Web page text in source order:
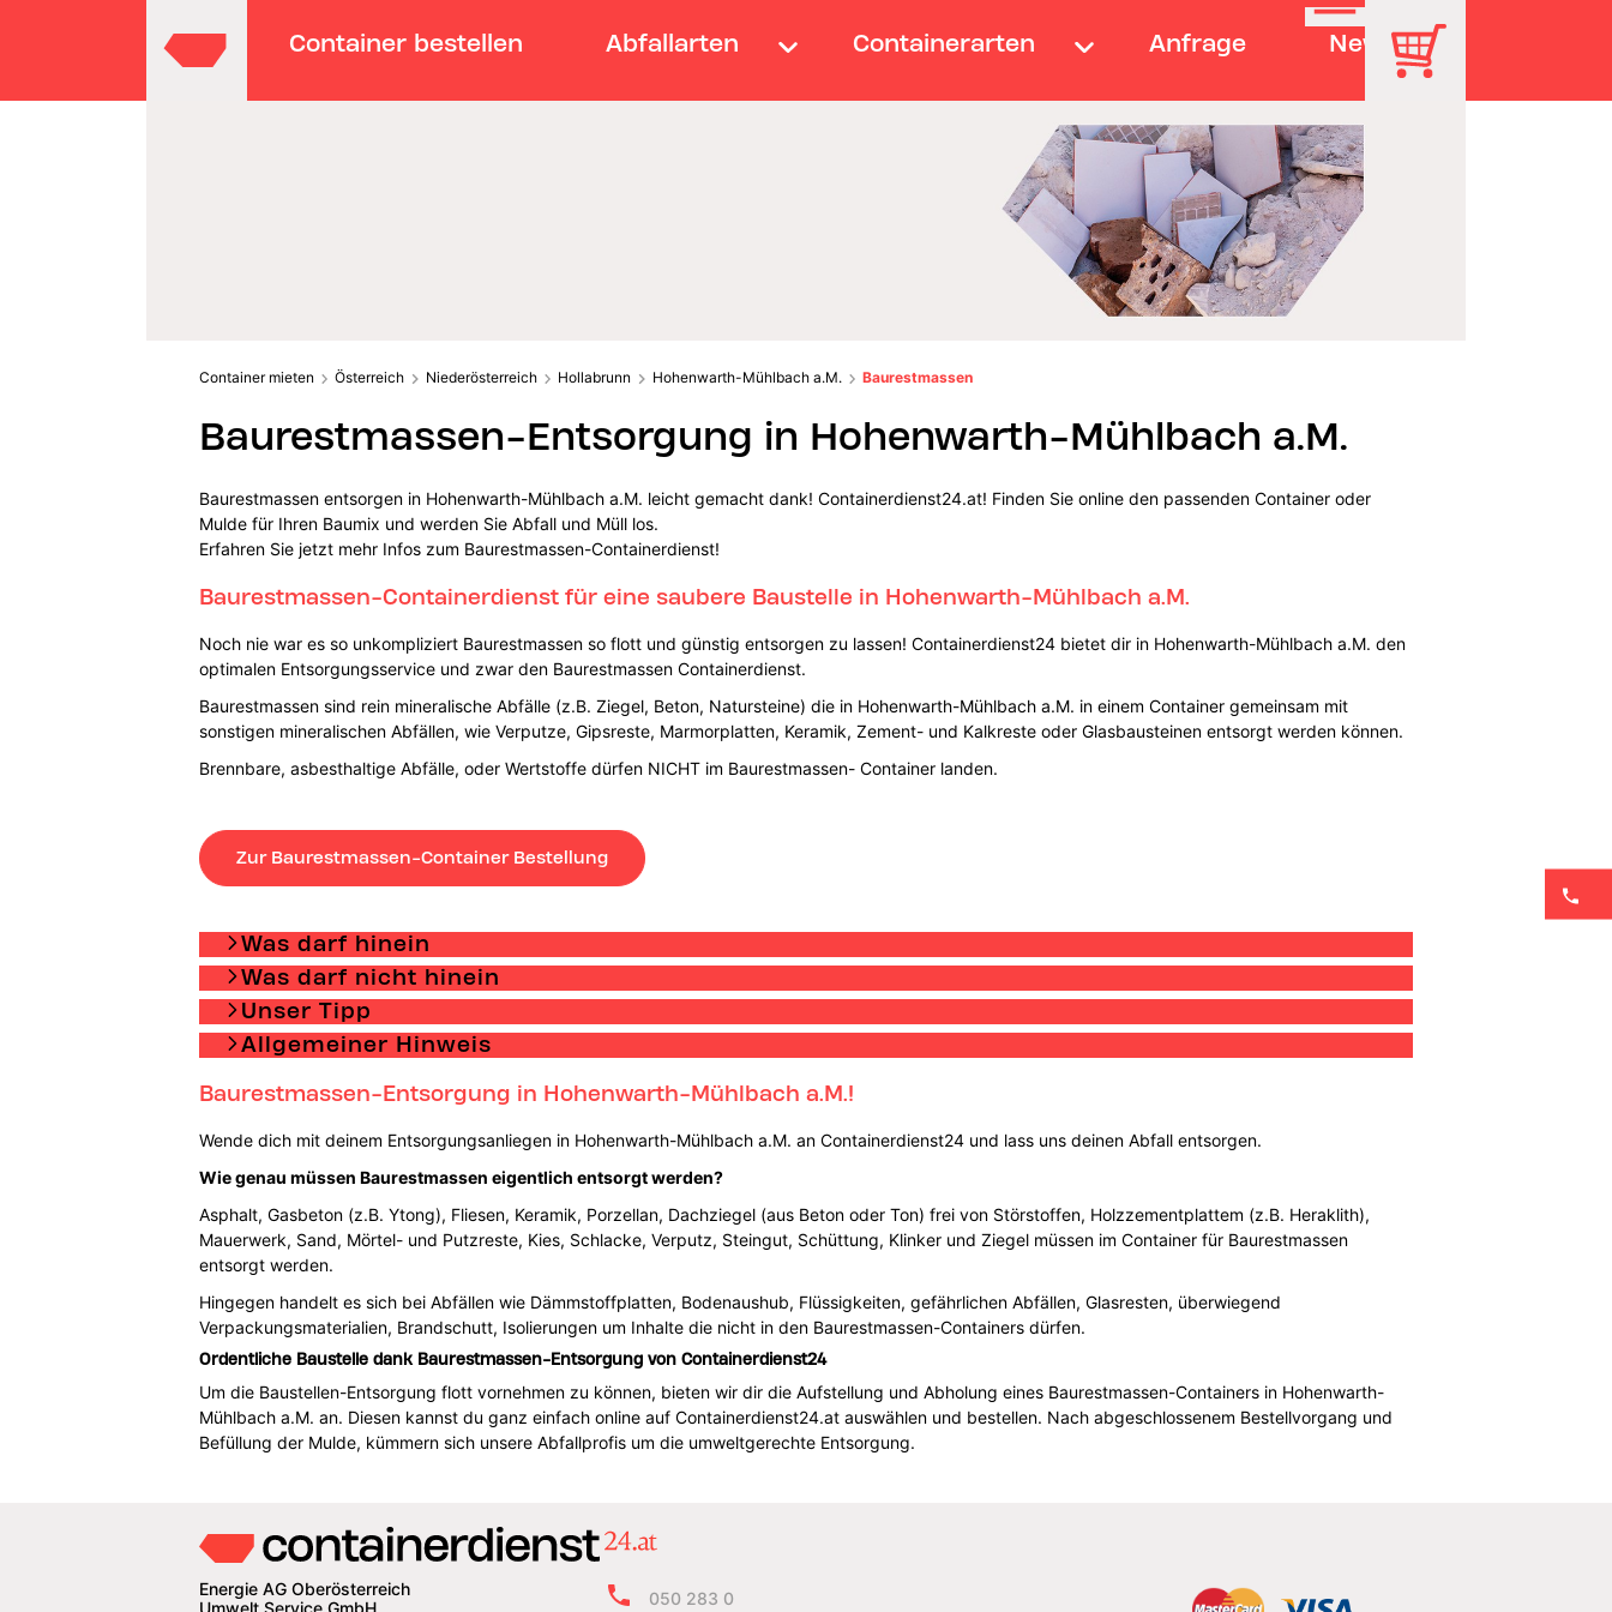
Container bestellen Abfallarten Containerarten Anfrage News
Container mieten Österreich Niederösterreich Hollabrunn Hohenwarth-Mühlbach a.M. Baurestmassen
Baurestmassen-Entsorgung in Hohenwarth-Mühlbach a.M.
Baurestmassen entsorgen in Hohenwarth-Mühlbach a.M. leicht gemacht dank! Containerdienst24.at! Finden Sie online den passenden Container oder
Mulde für Ihren Baumix und werden Sie Abfall und Müll los.
Erfahren Sie jetzt mehr Infos zum Baurestmassen-Containerdienst!
Baurestmassen-Containerdienst für eine saubere Baustelle in Hohenwarth-Mühlbach a.M.
Noch nie war es so unkompliziert Baurestmassen so flott und günstig entsorgen zu lassen! Containerdienst24 bietet dir in Hohenwarth-Mühlbach a.M. den
optimalen Entsorgungsservice und zwar den Baurestmassen Containerdienst.
Baurestmassen sind rein mineralische Abfälle (z.B. Ziegel, Beton, Natursteine) die in Hohenwarth-Mühlbach a.M. in einem Container gemeinsam mit
sonstigen mineralischen Abfällen, wie Verputze, Gipsreste, Marmorplatten, Keramik, Zement- und Kalkreste oder Glasbausteinen entsorgt werden können.
Brennbare, asbesthaltige Abfälle, oder Wertstoffe dürfen NICHT im Baurestmassen- Container landen.
Zur Baurestmassen-Container Bestellung
Was darf hinein
Was darf nicht hinein
Unser Tipp
Allgemeiner Hinweis
Baurestmassen-Entsorgung in Hohenwarth-Mühlbach a.M.!
Wende dich mit deinem Entsorgungsanliegen in Hohenwarth-Mühlbach a.M. an Containerdienst24 und lass uns deinen Abfall entsorgen.
Wie genau müssen Baurestmassen eigentlich entsorgt werden?
Asphalt, Gasbeton (z.B. Ytong), Fliesen, Keramik, Porzellan, Dachziegel (aus Beton oder Ton) frei von Störstoffen, Holzzementplattem (z.B. Heraklith),
Mauerwerk, Sand, Mörtel- und Putzreste, Kies, Schlacke, Verputz, Steingut, Schüttung, Klinker und Ziegel müssen im Container für Baurestmassen
entsorgt werden.
Hingegen handelt es sich bei Abfällen wie Dämmstoffplatten, Bodenaushub, Flüssigkeiten, gefährlichen Abfällen, Glasresten, überwiegend
Verpackungsmaterialien, Brandschutt, Isolierungen um Inhalte die nicht in den Baurestmassen-Containers dürfen.
Ordentliche Baustelle dank Baurestmassen-Entsorgung von Containerdienst24
Um die Baustellen-Entsorgung flott vornehmen zu können, bieten wir dir die Aufstellung und Abholung eines Baurestmassen-Containers in Hohenwarth-
Mühlbach a.M. an. Diesen kannst du ganz einfach online auf Containerdienst24.at auswählen und bestellen. Nach abgeschlossenem Bestellvorgang und
Befüllung der Mulde, kümmern sich unsere Abfallprofis um die umweltgerechte Entsorgung.
Energie AG Oberösterreich
Umwelt Service GmbH
050 283 0